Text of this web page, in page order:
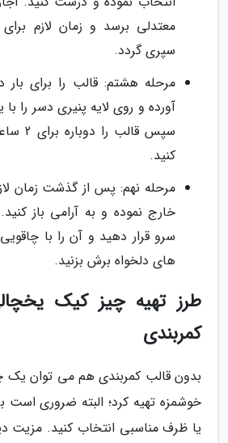
معتدلی برسد و زمان لازم
سپری گردد.
مرحله هشتم: قالب را برای بار
آورده و روی لایه پنیری دسر را با
سپس
کنید.
مرحله نهم: پس از گذشت زمان
خارج نموده و به آرامی باز
سرو قرار دهید و آن را با
های دلخواه برش بزنید.
طرز تهیه چیز کیک
کمربندی
بدون قالب کمربندی هم می توان
خوشمزه تهیه کرد؛ البته ضروری است
یا ظرف مناسبی انتخاب کنید. مزیت